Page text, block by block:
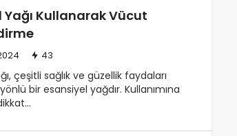
Kullanarak Vücut
43
çeşitli sağlık ve güzellik faydaları
bir esansiyel yağdır. Kullanımına